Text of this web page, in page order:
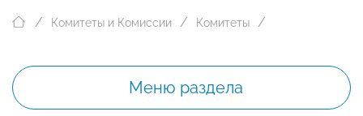
Комитеты и Комиссии Комитеты
Меню раздела